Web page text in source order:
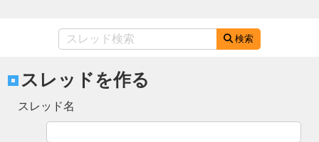
検索
スレッドを作る
スレッド名